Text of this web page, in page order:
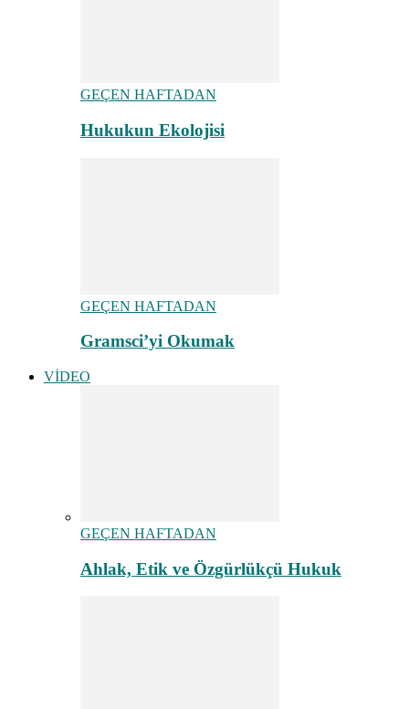
GEÇEN HAFTADAN
Hukukun Ekolojisi
GEÇEN HAFTADAN
Gramsci’yi Okumak
VİDEO
GEÇEN HAFTADAN
Ahlak, Etik ve Özgürlükçü Hukuk